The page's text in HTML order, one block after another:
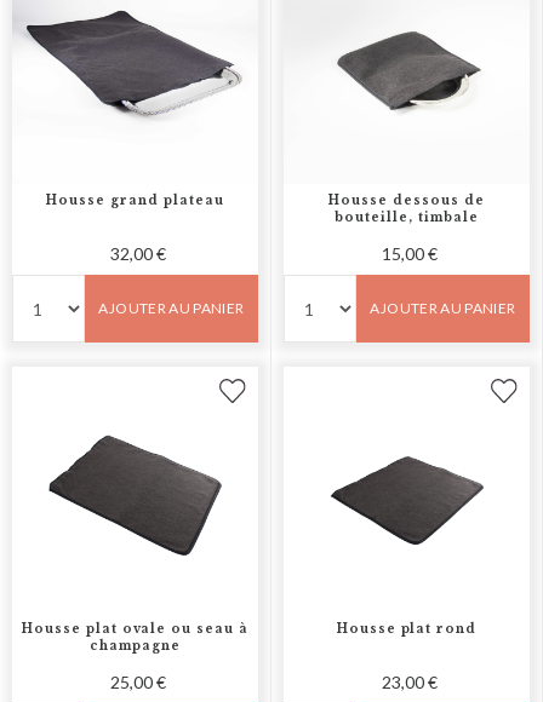
Housse grand plateau
32,00 €
AJOUTER AU PANIER
Housse dessous de
bouteille, timbale
15,00 €
AJOUTER AU PANIER
Housse plat ovale ou seau à
champagne
25,00 €
Housse plat rond
23,00 €